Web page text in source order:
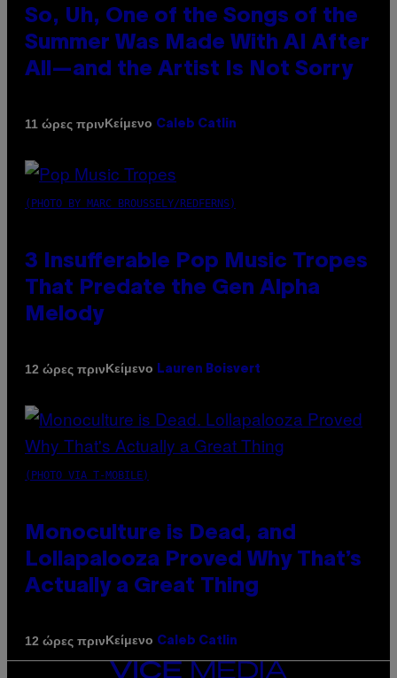
So, Uh, One of the Songs of the
Summer Was Made With AI After
All—and the Artist Is Not Sorry
11 ώρες πρινΚείμενο Caleb Catlin
(PHOTO BY MARC BROUSSELY/REDFERNS)
3 Insufferable Pop Music Tropes
That Predate the Gen Alpha
Melody
12 ώρες πρινΚείμενο Lauren Boisvert
(PHOTO VIA T-MOBILE)
Monoculture is Dead, and
Lollapalooza Proved Why That’s
Actually a Great Thing
12 ώρες πρινΚείμενο Caleb Catlin
VICE